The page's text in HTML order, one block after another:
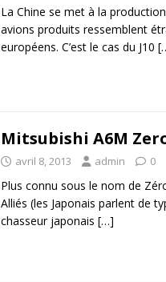
La Chine se met à la
avions produits ressemblent
européens. C’est le cas du J10
Mitsubishi A6M
avril 8, 2013 admin 0
Plus connu sous le nom de
Alliés (les Japonais parlent de
chasseur japonais […]